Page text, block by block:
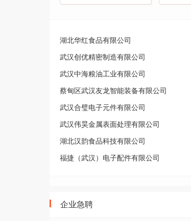
湖北华红食品有限公司
武汉创优精密制造有限公司
武汉中海粮油工业有限公司
蔡甸区武汉友龙智能装备有限公司
武汉合璧电子元件有限公司
武汉伟昊金属表面处理有限公司
湖北汉韵食品科技有限公司
福捷（武汉）电子配件有限公司
武汉顺威赛特工程塑料有限公司
企业急聘